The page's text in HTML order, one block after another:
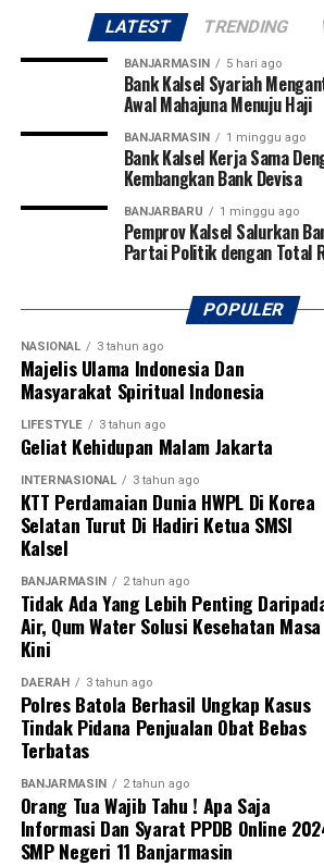
Pangdam juga berharap dari
akan lahir pemain-pemain potensial
membawa nama harum Kalimantan
Kalimantan Tengah di tingkat nasional
internasional.
Pembukaan turnamen semakin meriah
perdana yang mempertemukan tim
melawan Kabupaten Hulu Sungai
Kalimantan Selatan, KONI
berbagai organisasi olahraga lainnya
komitmen bersama dalam memajukan
melahirkan generasi atlet berprestasi
[adv/adpim]
Post Views: 20
Sebarkan
Messenger 0 Twitter
LATEST TRENDING
BANJARMASIN 5 hari ago
Bank Kalsel Syariah
Awal Mahajuna Menuju Haji
BANJARMASIN 1 minggu ago
Bank Kalsel Kerja Sama
Kembangkan Bank Devisa
BANJARBARU 1 minggu ago
Pemprov Kalsel Salurkan
Partai Politik dengan Total
POPULER
NASIONAL 3 tahun ago
Majelis Ulama Indonesia Dan
Masyarakat Spiritual Indonesia
LIFESTYLE 3 tahun ago
Geliat Kehidupan Malam Jakarta
INTERNASIONAL 3 tahun ago
KTT Perdamaian Dunia HWPL Di Korea
Selatan Turut Di Hadiri Ketua SMSI
Kalsel
BANJARMASIN 2 tahun ago
Tidak Ada Yang Lebih Penting
Air, Qum Water Solusi Kesehatan Masa
Kini
DAERAH 3 tahun ago
Polres Batola Berhasil Ungkap Kasus
Tindak Pidana Penjualan Obat Bebas
Terbatas
BANJARMASIN 2 tahun ago
Orang Tua Wajib Tahu ! Apa Saja
Informasi Dan Syarat PPDB Online
SMP Negeri 11 Banjarmasin